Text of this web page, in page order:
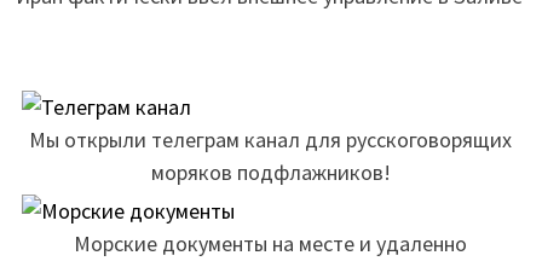
Мы открыли телеграм канал для русскоговорящих
моряков подфлажников!
Морские документы на месте и удаленно